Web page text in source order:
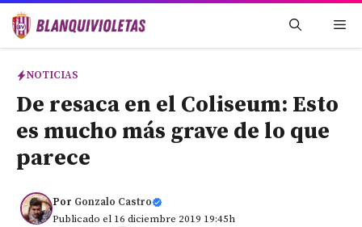
Saltar
NOTICIAS
De resaca en el Coliseum: Esto
es mucho más grave de lo que
parece
Por Gonzalo Castro
Publicado el 16 diciembre 2019 19:45h